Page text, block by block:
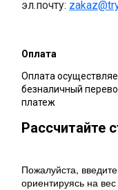
эл.почту:
Оплата
Оплата
безналичный
платеж
Рассчитайте
Пожалуйста,
ориентируясь на